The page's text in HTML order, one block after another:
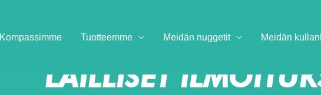
Kompassimme Tuotteemme Meidän nuggetit Meidän
LAILLISET